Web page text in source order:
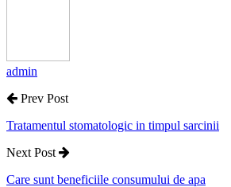
admin
Prev Post
Tratamentul stomatologic in timpul sarcinii
Next Post
Care sunt beneficiile consumului de apa